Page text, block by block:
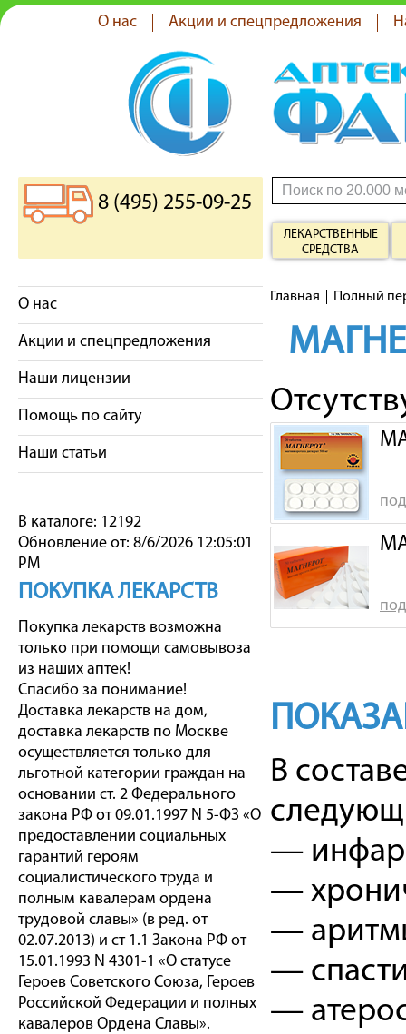
О нас Акции и спецпредложения
8 (495) 255-09-25
ЛЕКАРСТВЕННЫЕ
СРЕДСТВА
О нас
Акции и спецпредложения
Наши лицензии
Помощь по сайту
Наши статьи
В каталоге: 12192
Обновление от: 8/6/2026 12:05:01
PM
ПОКУПКА ЛЕКАРСТВ
Покупка лекарств возможна
только при помощи самовывоза
из наших аптек!
Спасибо за понимание!
Доставка лекарств на дом,
доставка лекарств по Москве
осуществляется только для
льготной категории граждан на
основании ст. 2 Федерального
закона РФ от 09.01.1997 N 5-ФЗ «О
предоставлении социальных
гарантий героям
социалистического труда и
полным кавалерам ордена
трудовой славы» (в ред. от
02.07.2013) и ст 1.1 Закона РФ от
15.01.1993 N 4301-1 «О статусе
Героев Советского Союза, Героев
Российской Федерации и полных
кавалеров Ордена Славы».
Главная Полный
В
—
—
—
—
—